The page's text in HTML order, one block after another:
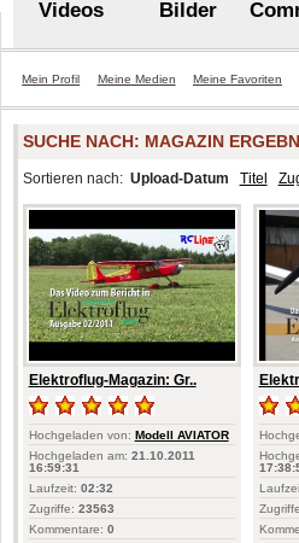
Videos Bilder
Mein Profil Meine Medien Meine Favoriten
SUCHE NACH: MAGAZIN
Sortieren nach: Upload-Datum Titel
Elektroflug-Magazin: Gr..
Hochgeladen von: Modell AVIATOR
Hochgeladen am: 21.10.2011
16:59:31
Laufzeit: 02:32
Zugriffe: 23563
Kommentare: 0